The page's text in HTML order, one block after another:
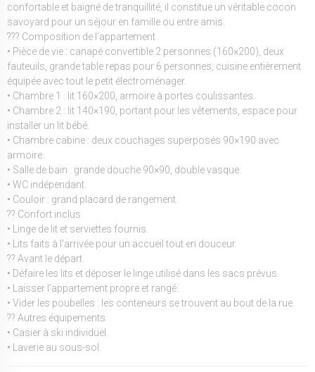
confortable et baigné de tranquillité, il constitue un véritable cocon
savoyard pour un séjour en famille ou entre amis.
??? Composition de l’appartement
• Pièce de vie : canapé convertible 2 personnes (160×200), deux
fauteuils, grande table repas pour 6 personnes, cuisine entièrement
équipée avec tout le petit électroménager.
• Chambre 1 : lit 160×200, armoire à portes coulissantes.
• Chambre 2 : lit 140×190, portant pour les vêtements, espace pour
installer un lit bébé.
• Chambre cabine : deux couchages superposés 90×190 avec
armoire.
• Salle de bain : grande douche 90×90, double vasque.
• WC indépendant.
• Couloir : grand placard de rangement.
?? Confort inclus
• Linge de lit et serviettes fournis.
• Lits faits à l’arrivée pour un accueil tout en douceur.
?? Avant le départ
• Défaire les lits et déposer le linge utilisé dans les sacs prévus.
• Laisser l’appartement propre et rangé.
• Vider les poubelles : les conteneurs se trouvent au bout de la rue.
?? Autres équipements
• Casier à ski individuel.
• Laverie au sous-sol.